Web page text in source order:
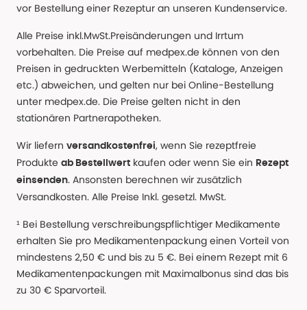
vor Bestellung einer Rezeptur an unseren Kundenservice.
Alle Preise inkl.MwSt.Preisänderungen und Irrtum
vorbehalten. Die Preise auf medpex.de können von den
Preisen in gedruckten Werbemitteln (Kataloge, Anzeigen
etc.) abweichen, und gelten nur bei Online-Bestellung
unter medpex.de. Die Preise gelten nicht in den
stationären Partnerapotheken.
Wir liefern versandkostenfrei, wenn Sie rezeptfreie
Produkte ab Bestellwert kaufen oder wenn Sie ein Rezept
einsenden. Ansonsten berechnen wir zusätzlich
Versandkosten. Alle Preise Inkl. gesetzl. MwSt.
¹ Bei Bestellung verschreibungspflichtiger Medikamente
erhalten Sie pro Medikamentenpackung einen Vorteil von
mindestens 2,50 € und bis zu 5 €. Bei einem Rezept mit 6
Medikamentenpackungen mit Maximalbonus sind das bis
zu 30 € Sparvorteil.